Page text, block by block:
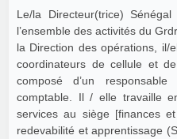
Le/la Directeur(trice)
l’ensemble des activités du
la Direction des opérations, il/
coordinateurs de cellule et
composé d’un
comptable. Il / elle travaille
services au siège [finances
redevabilité et apprentissage